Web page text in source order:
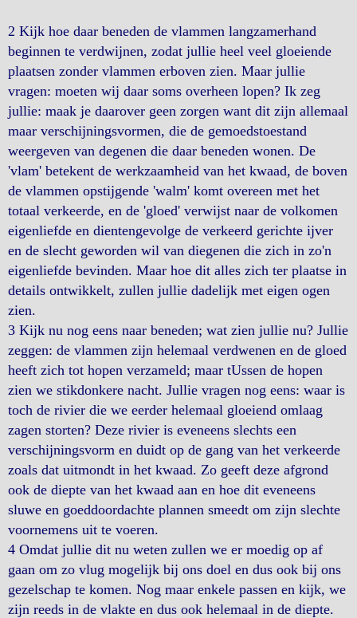
2 Kijk hoe daar beneden de vlammen langzamerhand
beginnen te verdwijnen, zodat jullie heel veel gloeiende
plaatsen zonder vlammen erboven zien. Maar jullie
vragen: moeten wij daar soms overheen lopen? Ik zeg
jullie: maak je daarover geen zorgen want dit zijn allemaal
maar verschijningsvormen, die de gemoedstoestand
weergeven van degenen die daar beneden wonen. De
'vlam' betekent de werkzaamheid van het kwaad, de boven
de vlammen opstijgende 'walm' komt overeen met het
totaal verkeerde, en de 'gloed' verwijst naar de volkomen
eigenliefde en dientengevolge de verkeerd gerichte ijver
en de slecht geworden wil van diegenen die zich in zo'n
eigenliefde bevinden. Maar hoe dit alles zich ter plaatse in
details ontwikkelt, zullen jullie dadelijk met eigen ogen
zien.
3 Kijk nu nog eens naar beneden; wat zien jullie nu? Jullie
zeggen: de vlammen zijn helemaal verdwenen en de gloed
heeft zich tot hopen verzameld; maar tUssen de hopen
zien we stikdonkere nacht. Jullie vragen nog eens: waar is
toch de rivier die we eerder helemaal gloeiend omlaag
zagen storten? Deze rivier is eveneens slechts een
verschijningsvorm en duidt op de gang van het verkeerde
zoals dat uitmondt in het kwaad. Zo geeft deze afgrond
ook de diepte van het kwaad aan en hoe dit eveneens
sluwe en goeddoordachte plannen smeedt om zijn slechte
voornemens uit te voeren.
4 Omdat jullie dit nu weten zullen we er moedig op af
gaan om zo vlug mogelijk bij ons doel en dus ook bij ons
gezelschap te komen. Nog maar enkele passen en kijk, we
zijn reeds in de vlakte en dus ook helemaal in de diepte.